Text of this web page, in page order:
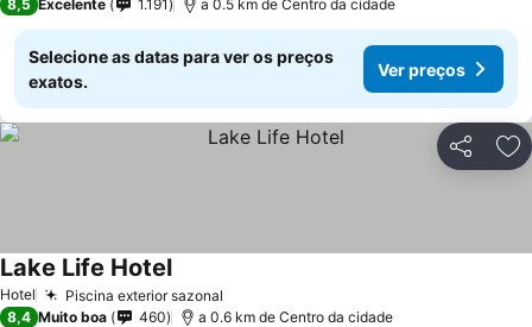
8,5 Excelente 1.191 a 0.5 km de Centro da cidade
Selecione as datas para ver os preços
exatos.
Ver preços
Partilhar
Hotel Piscina exterior sazonal
Lake Life Hotel
8,4 Muito boa 460 a 0.6 km de Centro da cidade